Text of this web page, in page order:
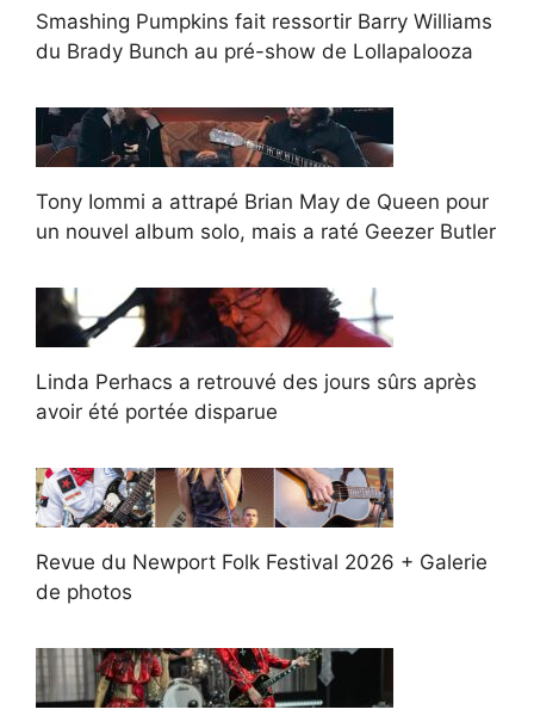
Smashing Pumpkins fait ressortir Barry Williams
du Brady Bunch au pré-show de Lollapalooza
Tony Iommi a attrapé Brian May de Queen pour
un nouvel album solo, mais a raté Geezer Butler
Linda Perhacs a retrouvé des jours sûrs après
avoir été portée disparue
Revue du Newport Folk Festival 2026 + Galerie
de photos